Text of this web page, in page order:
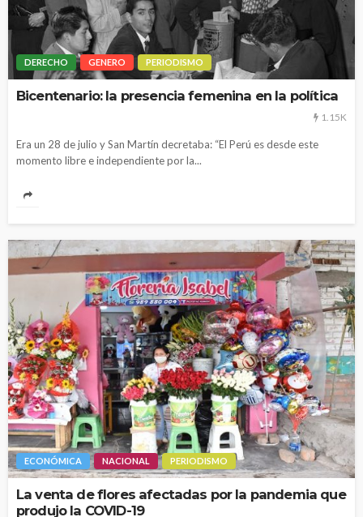
DERECHO GENERO PERIODISMO
Bicentenario: la presencia femenina en la política
1.15K
Era un 28 de julio y San Martín decretaba: “El Perú es desde este
momento libre e independiente por la...
ECONÓMICA NACIONAL PERIODISMO
La venta de flores afectadas por la pandemia que
produjo la COVID-19